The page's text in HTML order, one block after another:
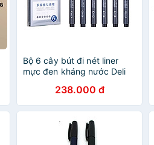
Bộ 6 cây bút đi nét liner
mực đen kháng nước Deli
caligraphy phác thảo
238.000 đ